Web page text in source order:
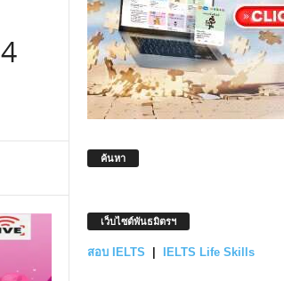
ค้นหา
เว็บไซต์พันธมิตรฯ
สอบ IELTS IELTS Life Skills